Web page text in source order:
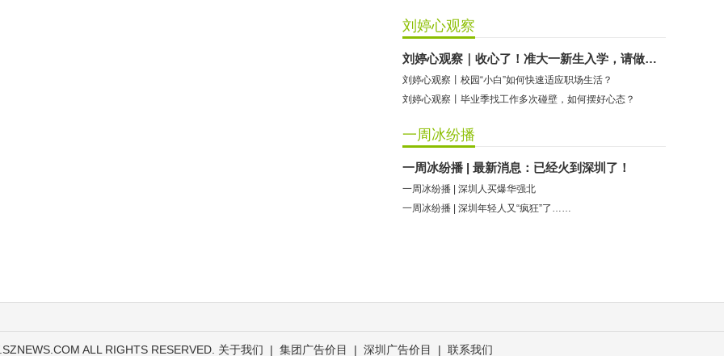
刘婷心观察
刘婷心观察｜收心了！准大一新生入学，请做好这些准备
刘婷心观察丨校园“小白”如何快速适应职场生活？
刘婷心观察丨毕业季找工作多次碰壁，如何摆好心态？
一周冰纷播
一周冰纷播 | 最新消息：已经火到深圳了！
一周冰纷播 | 深圳人买爆华强北
一周冰纷播 | 深圳年轻人又“疯狂”了……
ALL RIGHTS RESERVED. 关于我们 | 集团广告价目 | 深圳广告价目 | 联系我们